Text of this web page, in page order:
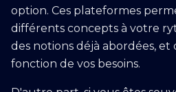
option. Ces plateformes
différents concepts à votre
des notions déjà abordées,
fonction de vos besoins.